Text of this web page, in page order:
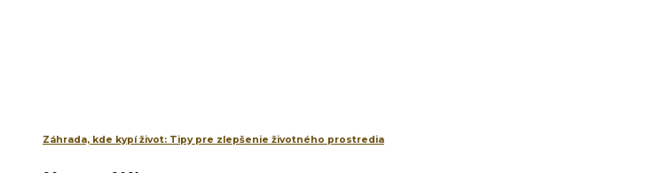
Záhrada, kde kypí život: Tipy pre zlepšenie životného prostredia